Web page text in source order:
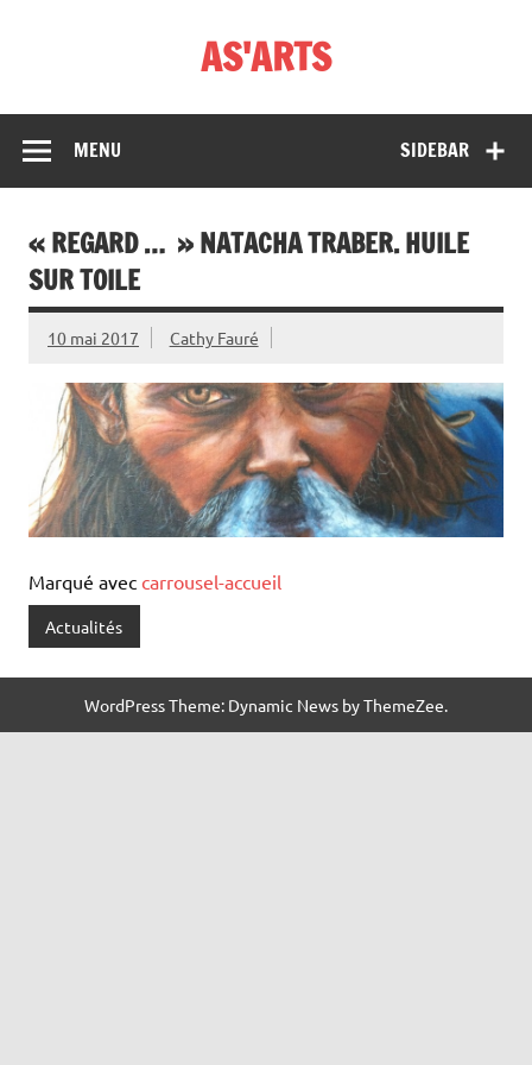
AS'ARTS
SIDEBAR
MENU
« REGARD … » NATACHA TRABER. HUILE
SUR TOILE
10 mai 2017 Cathy Fauré
Marqué avec carrousel-accueil
Actualités
WordPress Theme: Dynamic News by ThemeZee.